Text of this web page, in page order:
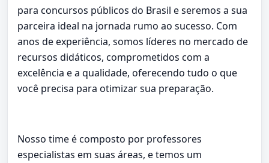
para concursos públicos do Brasil e seremos a sua
parceira ideal na jornada rumo ao sucesso. Com
anos de experiência, somos líderes no mercado de
recursos didáticos, comprometidos com a
excelência e a qualidade, oferecendo tudo o que
você precisa para otimizar sua preparação.
Nosso time é composto por professores
especialistas em suas áreas, e temos um